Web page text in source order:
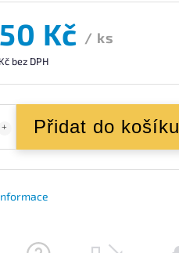
Kč / ks
bez DPH
Přidat do košíku